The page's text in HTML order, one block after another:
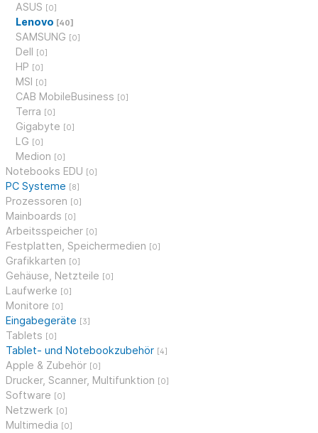
ASUS [0]
Lenovo [40]
SAMSUNG [0]
Dell [0]
HP [0]
MSI [0]
CAB MobileBusiness [0]
Terra [0]
Gigabyte [0]
LG [0]
Medion [0]
Notebooks EDU [0]
PC Systeme [8]
Prozessoren [0]
Mainboards [0]
Arbeitsspeicher [0]
Festplatten, Speichermedien [0]
Grafikkarten [0]
Gehäuse, Netzteile [0]
Laufwerke [0]
Monitore [0]
Eingabegeräte [3]
Tablets [0]
Tablet- und Notebookzubehör [4]
Apple & Zubehör [0]
Drucker, Scanner, Multifunktion [0]
Software [0]
Netzwerk [0]
Multimedia [0]